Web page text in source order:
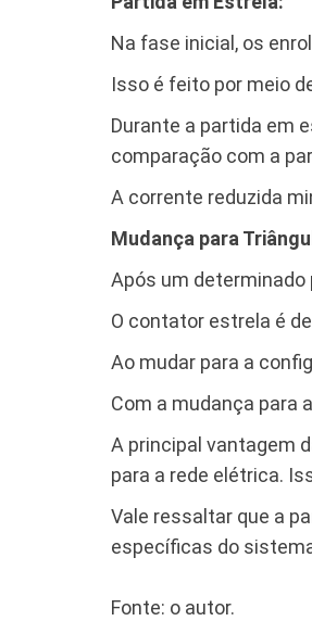
Na fase inicial, os
Isso é feito por meio
Durante a partida em
comparação com a
A corrente reduzida
Mudança para
Após um
O contator estrela é
Ao mudar para a
Com a mudança para
A principal vantagem
para a rede elétrica.
Vale ressaltar que a
específicas do
Fonte: o autor.